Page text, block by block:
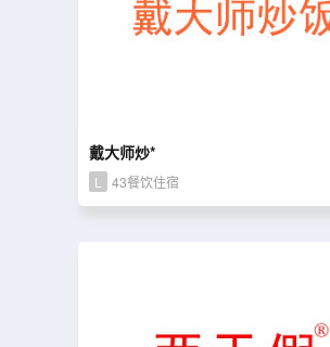
戴大师炒*
L 43餐饮住宿